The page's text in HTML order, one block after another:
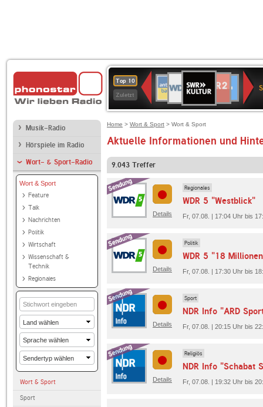
Top 10
Zuletzt
80er
90er
OLDIE
ANTENNE
SWR3
WDR
4
BR-
KLASSIK
Deutschlandfunk
Kultur
ANTENNE
BAYERN
2
Kultur2
Musik-Radio
Hörspiele im Radio
Wort- & Sport-Radio
Wort & Sport
Feature
Talk
Nachrichten
Politik
Wirtschaft
Wissenschaft &
Technik
Regionales
Wort & Sport
Sport
Home > Wort & Sport > Wort & Sport
Aktuelle Informationen und
9.043 Treffer
Details
Regionales
WDR 5 "Westblick"
Fr, 07.08. | 17:04 Uhr bis
Details
Politik
WDR 5 "18
Fr, 07.08. | 17:30 Uhr bis
Details
Sport
NDR Info "ARD
Fr, 07.08. | 20:15 Uhr bis
Details
Religiös
NDR Info "Schabat
Fr, 07.08. | 19:32 Uhr bis